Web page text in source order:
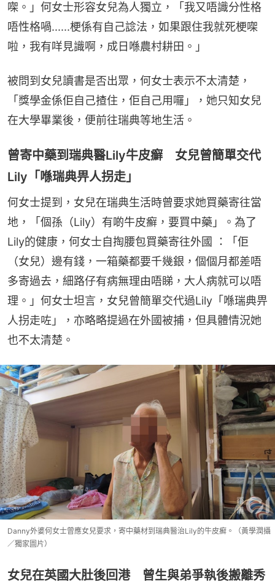
㗎。」何女士形容女兒為人獨立，「我又唔識分性格
唔性格喎......梗係有自己諗法，如果跟住我就死梗㗎
啦，我有咩見識啊，成日喺農村耕田。」
被問到女兒讀書是否出眾，何女士表示不太清楚，
「獎學金係佢自己揸住，佢自己用囉」，她只知女兒
在大學畢業後，便前往瑞典等地生活。
曾寄中藥到瑞典醫Lily牛皮癬 女兒曾簡單交代
Lily「喺瑞典畀人拐走」
何女士提到，女兒在瑞典生活時曾要求她買藥寄往當
地，「個孫（Lily）有啲牛皮癬，要買中藥」。為了
Lily的健康，何女士自掏腰包買藥寄往外國 ：「佢
（女兒）邊有錢，一箱藥都要千幾銀，個個月都差唔
多寄過去，細路仔有病無理由唔睇，大人病就可以唔
理。」何女士坦言，女兒曾簡單交代過Lily「喺瑞典畀
人拐走咗」，亦略略提過在外國被捕，但具體情況她
也不太清楚。
Danny外婆何女士曾應女兒要求，寄中藥材到瑞典醫治Lily的牛皮癬。（黃學潤攝
／獨家圖片）
女兒在英國大肚後回港 曾生與弟爭執後搬離秀